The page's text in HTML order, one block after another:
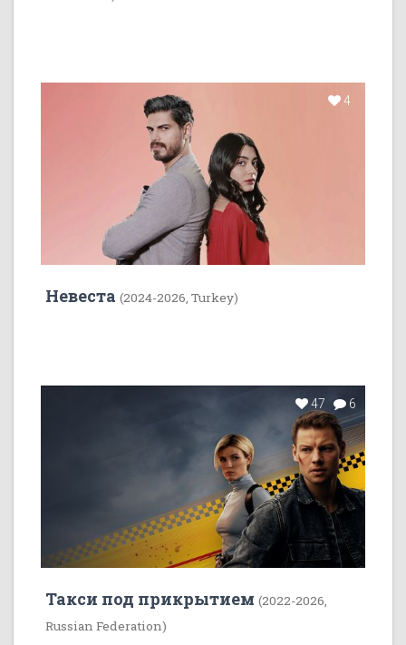
4
Невеста (2024-2026, Turkey)
47 6
Такси под прикрытием (2022-2026,
Russian Federation)